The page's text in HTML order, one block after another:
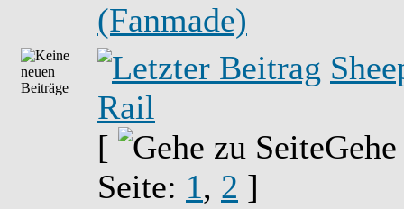
(Fanmade)
Rail
[
Seite: 1, 2 ]